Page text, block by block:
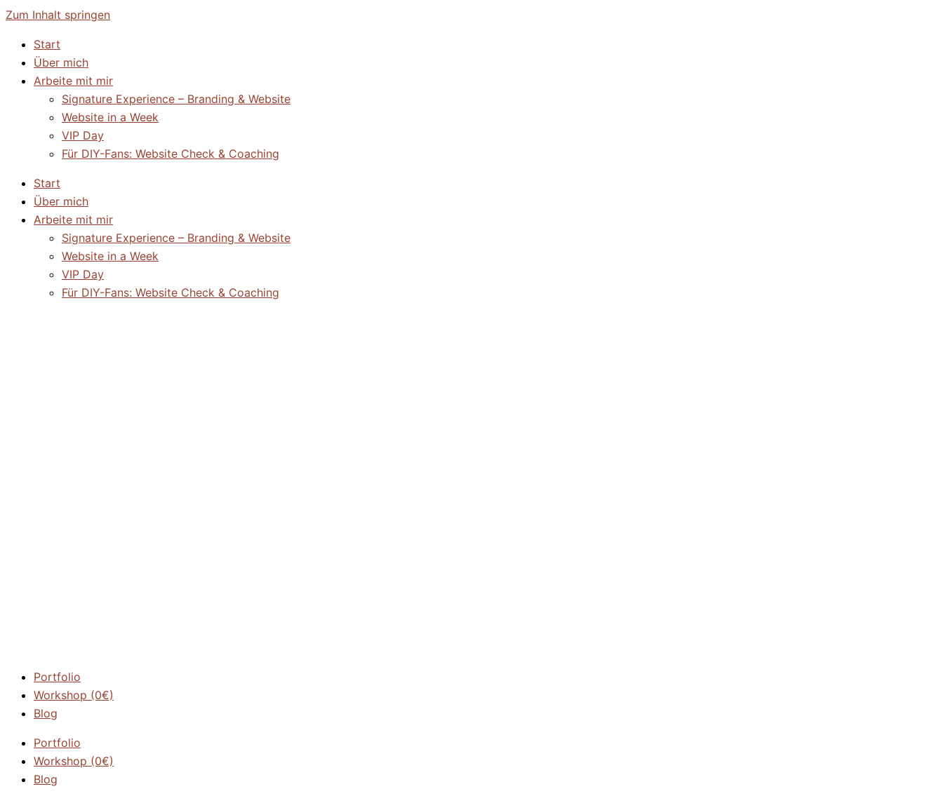
Zum Inhalt springen
Start
Über mich
Arbeite mit mir
Signature Experience – Branding & Website
Website in a Week
VIP Day
Für DIY-Fans: Website Check & Coaching
Start
Über mich
Arbeite mit mir
Signature Experience – Branding & Website
Website in a Week
VIP Day
Für DIY-Fans: Website Check & Coaching
Portfolio
Workshop (0€)
Blog
Portfolio
Workshop (0€)
Blog